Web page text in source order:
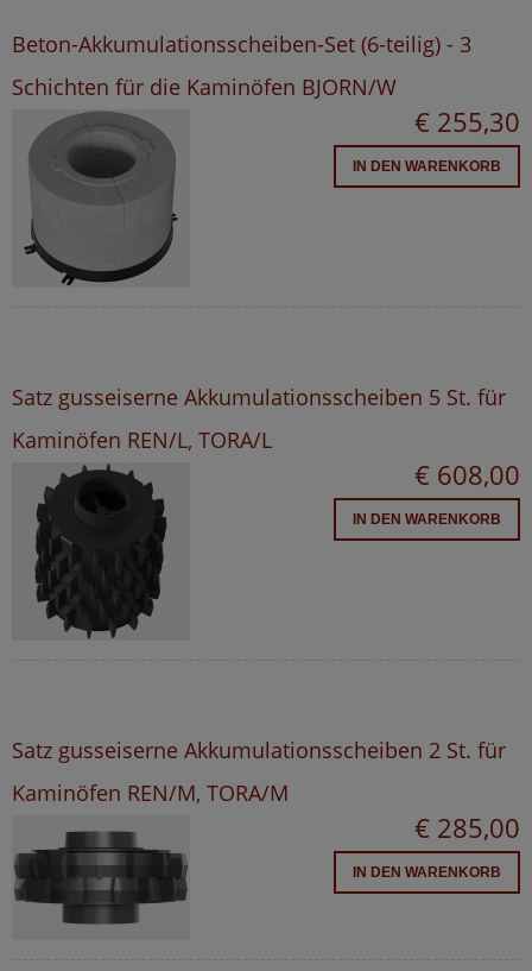
Beton-Akkumulationsscheiben-Set (6-teilig) - 3
Schichten für die Kaminöfen BJORN/W
€ 255,30
IN DEN WARENKORB
Satz gusseiserne Akkumulationsscheiben 5 St. für
Kaminöfen REN/L, TORA/L
€ 608,00
IN DEN WARENKORB
Satz gusseiserne Akkumulationsscheiben 2 St. für
Kaminöfen REN/M, TORA/M
€ 285,00
IN DEN WARENKORB